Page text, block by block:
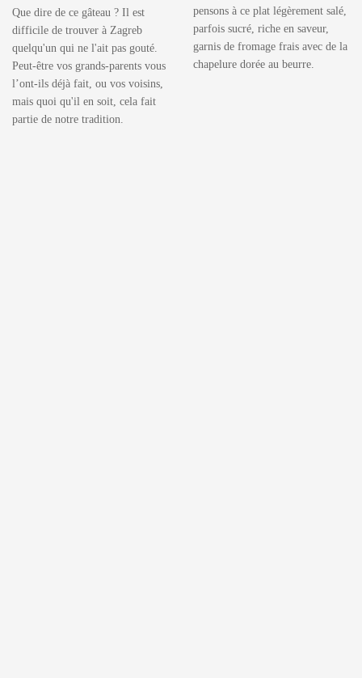
Que dire de ce gâteau ? Il est
difficile de trouver à Zagreb
quelqu'un qui ne l'ait pas gouté.
Peut-être vos grands-parents vous
l’ont-ils déjà fait, ou vos voisins,
mais quoi qu'il en soit, cela fait
partie de notre tradition.
pensons à ce plat légèrement salé,
parfois sucré, riche en saveur,
garnis de fromage frais avec de la
chapelure dorée au beurre.